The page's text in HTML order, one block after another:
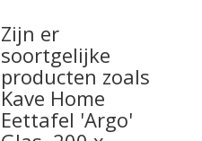
Zijn er
soortgelijke
producten zoals
Kave Home
Eettafel 'Argo'